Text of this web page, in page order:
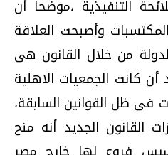
التنفيذية ،موضحا أن
وأصبحت العلاقة
من خلال القانون هى
كانت الجمعيات الاهلية
فى ظل القوانين السابقة،
القانون الجديد أنه منح